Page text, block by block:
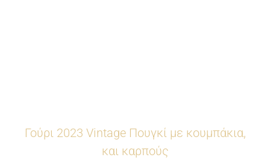
Γούρι 2023 Vintage Πουγκί με κουμπάκια,
και καρπούς